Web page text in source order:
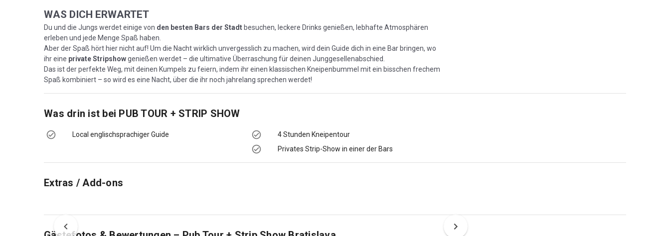
WAS DICH ERWARTET
Du und die Jungs werdet einige von den besten Bars der Stadt besuchen, leckere Drinks genießen, lebhafte Atmosphären
erleben und jede Menge Spaß haben.
Aber der Spaß hört hier nicht auf! Um die Nacht wirklich unvergesslich zu machen, wird dein Guide dich in eine Bar bringen, wo
ihr eine private Stripshowgenießen werdet – die ultimative Überraschung für deinen Junggesellenabschied.
Das ist der perfekte Weg, mit deinen Kumpels zu feiern, indem ihr einen klassischen Kneipenbummel mit ein bisschen frechem
Spaß kombiniert – so wird es eine Nacht, über die ihr noch jahrelang sprechen werdet!
Was drin ist bei PUB TOUR + STRIP SHOW
Local englischsprachiger Guide
4 Stunden Kneipentour
Privates Strip-Show in einer der Bars
Extras / Add-ons